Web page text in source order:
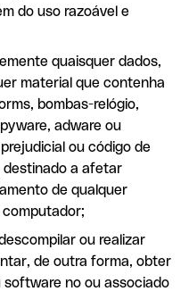
do uso razoável e
quaisquer dados,
material que contenha
bombas-relógio,
adware ou
ou código de
a afetar
de qualquer
ou realizar
de outra forma, obter
no ou associado